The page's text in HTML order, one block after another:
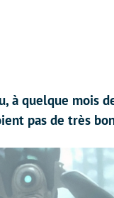
à quelque mois
pas de très